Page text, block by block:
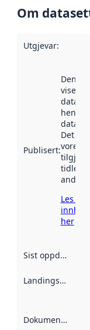
Om
Utgjevar:
Publisert:
Denne
viser når
henta
Det kan
vore
tidlegare
andre
Les
her
Sist oppdatert
Landingsside
Dokumentasjon